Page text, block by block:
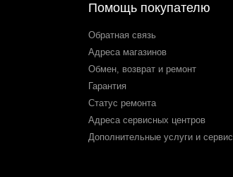
Помощь покупателю
Обратная связь
Адреса магазинов
Обмен, возврат и ремонт
Гарантия
Статус ремонта
Адреса сервисных центров
Дополнительные услуги и сервис